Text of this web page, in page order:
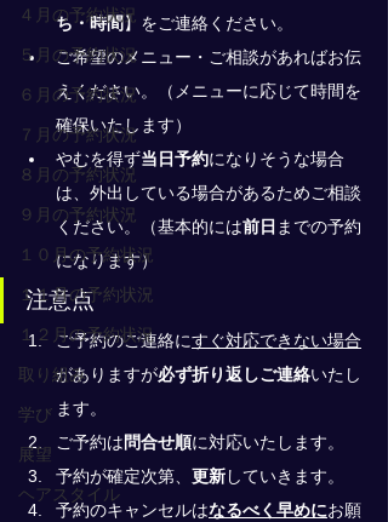
４月の予約状況
５月の予約状況
６月の予約状況
７月の予約状況
８月の予約状況
９月の予約状況
１０月の予約状況
１１月の予約状況
１２月の予約状況
取り組み
学び
展望
ヘアスタイル
ち・時間】 をご連絡ください。
ご希望のメニュー・ご相談があればお伝
えください。（メニューに応じて時間を
確保いたします）
やむを得ず当日予約になりそうな場合
は、外出している場合があるためご相談
ください。（基本的には前日 までの予約
になります）
注意点
ご予約のご連絡にすぐ対応できない場合
がありますが必ず折り返しご連絡いたし
ます。
ご予約は問合せ順に対応いたします。
予約が確定次第、 更新していきます。
予約のキャンセルはなるべく早めにお願